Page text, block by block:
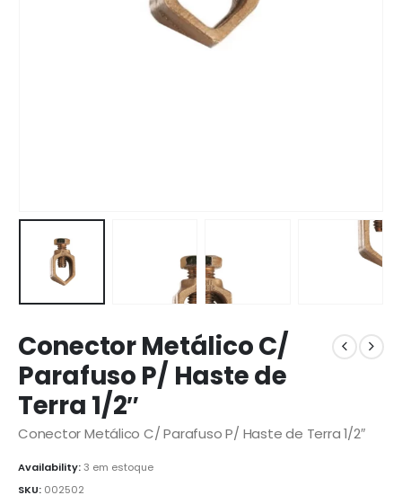
Conector Metálico C/
Parafuso P/ Haste de
Terra 1/2″
Conector Metálico C/ Parafuso P/ Haste de Terra 1/2″
Availability:3 em estoque
SKU: 002502